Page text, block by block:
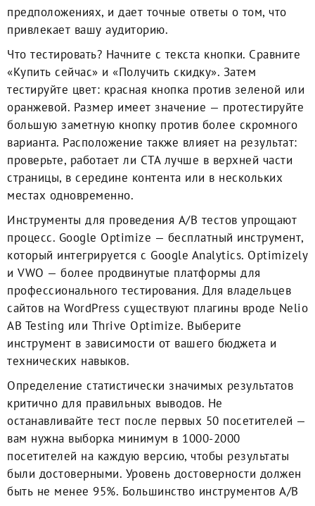
предположениях, и дает точные ответы о том, что
привлекает вашу аудиторию.
Что тестировать? Начните с текста кнопки. Сравните
«Купить сейчас» и «Получить скидку». Затем
тестируйте цвет: красная кнопка против зеленой или
оранжевой. Размер имеет значение — протестируйте
большую заметную кнопку против более скромного
варианта. Расположение также влияет на результат:
проверьте, работает ли CTA лучше в верхней части
страницы, в середине контента или в нескольких
местах одновременно.
Инструменты для проведения A/B тестов упрощают
процесс. Google Optimize — бесплатный инструмент,
который интегрируется с Google Analytics. Optimizely
и VWO — более продвинутые платформы для
профессионального тестирования. Для владельцев
сайтов на WordPress существуют плагины вроде Nelio
AB Testing или Thrive Optimize. Выберите
инструмент в зависимости от вашего бюджета и
технических навыков.
Определение статистически значимых результатов
критично для правильных выводов. Не
останавливайте тест после первых 50 посетителей —
вам нужна выборка минимум в 1000-2000
посетителей на каждую версию, чтобы результаты
были достоверными. Уровень достоверности должен
быть не менее 95%. Большинство инструментов A/B